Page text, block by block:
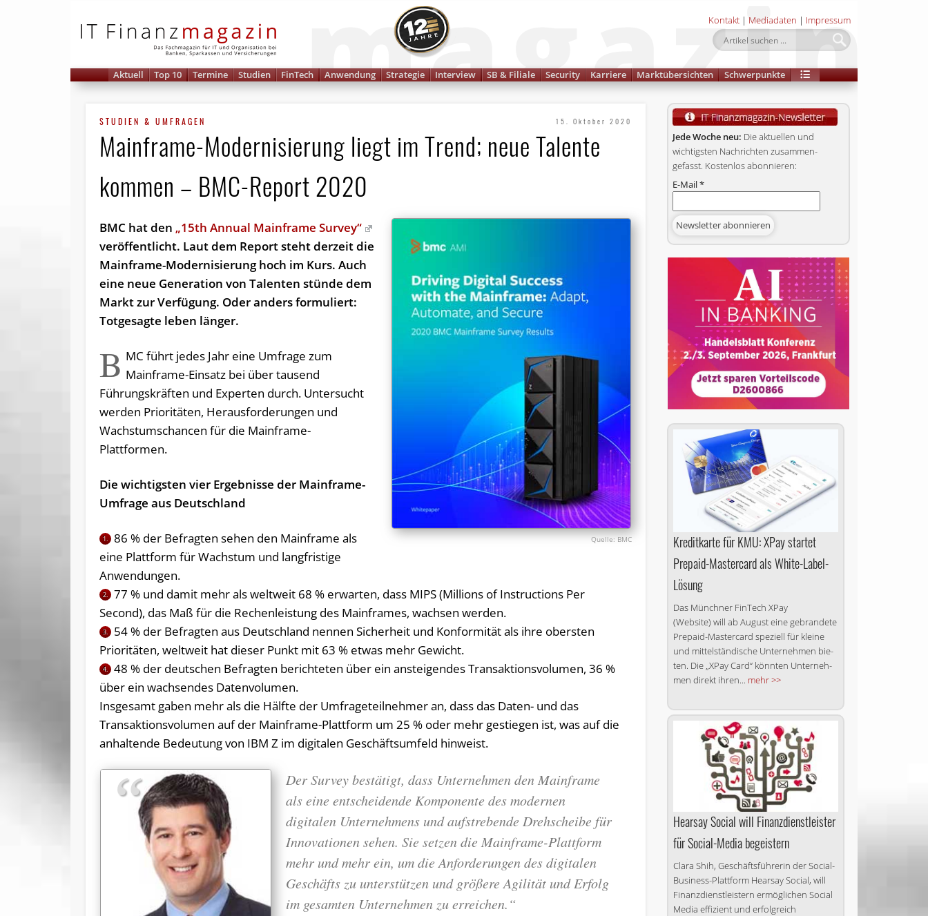
Kontakt | Mediadaten | Impressum
Aktuell Top 10 Termine Studien FinTech Anwendung Strategie Interview SB & Filiale Security Karriere Marktübersichten Schwerpunkte
STUDIEN & UMFRAGEN 15. Oktober 2020
Mainframe-Modernisierung liegt im Trend; neue Talente
kommen – BMC-Report 2020
BMC
BMC hat den„15th Annual Mainframe Survey“
veröffentlicht. Laut dem Report steht derzeit die
Mainframe-Modernisierung hoch im Kurs. Auch
eine neue Generation von Talenten stünde dem
Markt zur Verfügung. Oder anders formuliert:
Totgesagte leben länger.
B MC führt jedes Jahr eine Umfrage zum
Mainframe-Einsatz bei über tausend
Führungskräften und Experten durch. Untersucht
werden Prioritäten, Herausforderungen und
Wachstumschancen für die Mainframe-
Plattformen.
Die wichtigsten vier Ergebnisse der Mainframe-
Umfrage aus Deutschland
1.
86 % der Befragten sehen den Mainframe als
eine Plattform für Wachstum und langfristige
Anwendungen.
2.
77 % und damit mehr als weltweit 68 % erwarten, dass MIPS (Millions of Instructions Per
Second), das Maß für die Rechenleistung des Mainframes, wachsen werden.
3.
54 % der Befragten aus Deutschland nennen Sicherheit und Konformität als ihre obersten
Prioritäten, weltweit hat dieser Punkt mit 63 % etwas mehr Gewicht.
4.
48 % der deutschen Befragten berichteten über ein ansteigendes Transaktionsvolumen, 36 %
über ein wachsendes Datenvolumen.
Insgesamt gaben mehr als die Hälfte der Umfrageteilnehmer an, dass das Daten- und das
Transaktionsvolumen auf der Mainframe-Plattform um 25 % oder mehr gestiegen ist, was auf die
anhaltende Bedeutung von IBM Z im digitalen Geschäftsumfeld hinweist.
Der Survey bestätigt, dass Unternehmen den Mainframe
als eine entscheidende Komponente des modernen
digitalen Unternehmens und aufstrebende Drehscheibe für
Innovationen sehen. Sie setzen die Mainframe-Plattform
mehr und mehr ein, um die Anforderungen des digitalen
Geschäfts zu unterstützen und größere Agilität und Erfolg
im gesamten Unternehmen zu erreichen.“
Jede Woche neu: Die aktuellen und
wichtigsten Nachrichten zusammen­
gefasst. Kostenlos abonnieren:
E-Mail*
Kreditkarte für KMU: XPay startet
Prepaid-Mastercard als White-Label-
Lösung
Das Münchner FinTech XPay
(Website) will ab August eine ge­bran­de­te
Prepaid-Mastercard spe­zi­ell für klei­ne
und mit­tel­stän­di­sche Un­ter­neh­men bie­
ten. Die „XPay Card“ könn­ten Un­ter­neh­
men di­rekt ih­ren... mehr >>
Hearsay Social will Finanzdienstleister
für Social-Media begeistern
Clara Shih, Geschäftsführerin der Social-
Business-Plattform Hearsay Social, will
Finanzdienstleistern ermöglichen Social
Media effizient und erfolgreich